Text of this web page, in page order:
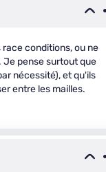
conditions, ou ne
Je pense surtout que
nécessité), et qu'ils
entre les mailles.